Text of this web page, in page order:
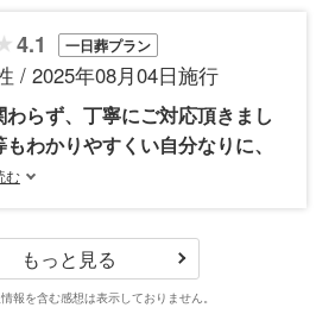
4.1 一日葬プラン
/ 2025年08月04日施行
らず、丁寧にご対応頂きまし
わかりやすくい自分なりに、
む
もっと見る
報を含む感想は表示しておりません。